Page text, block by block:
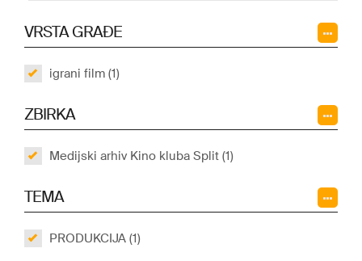
VRSTA GRAĐE
igrani film (1)
ZBIRKA
Medijski arhiv Kino kluba Split (1)
TEMA
PRODUKCIJA (1)